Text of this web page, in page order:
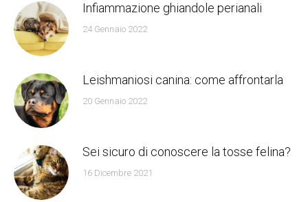
Infiammazione ghiandole perianali
24 Gennaio 2022
Leishmaniosi canina: come affrontarla
20 Gennaio 2022
Sei sicuro di conoscere la tosse felina?
16 Dicembre 2021